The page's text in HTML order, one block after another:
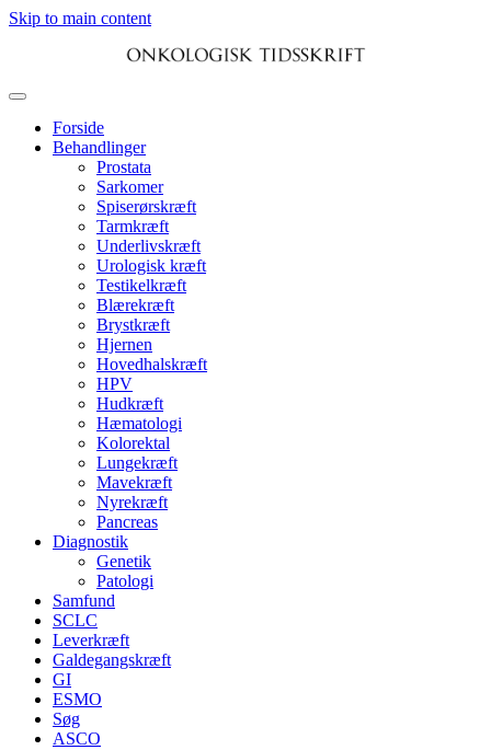
Skip to main content
Forside
Behandlinger
Prostata
Sarkomer
Spiserørskræft
Tarmkræft
Underlivskræft
Urologisk kræft
Testikelkræft
Blærekræft
Brystkræft
Hjernen
Hovedhalskræft
HPV
Hudkræft
Hæmatologi
Kolorektal
Lungekræft
Mavekræft
Nyrekræft
Pancreas
Diagnostik
Genetik
Patologi
Samfund
SCLC
Leverkræft
Galdegangskræft
GI
ESMO
Søg
ASCO